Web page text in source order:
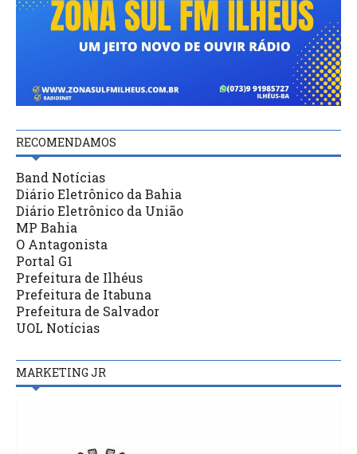
RECOMENDAMOS
Band Notícias
Diário Eletrônico da Bahia
Diário Eletrônico da União
MP Bahia
O Antagonista
Portal G1
Prefeitura de Ilhéus
Prefeitura de Itabuna
Prefeitura de Salvador
UOL Notícias
MARKETING JR